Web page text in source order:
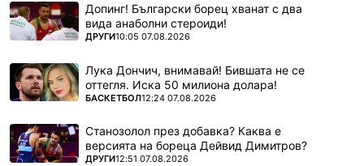
Допинг! Български борец хванат с два
вида анаболни стероиди!
ПОВЕЧЕ ОТ
ДРУГИ10:05 07.08.2026
Лука Дончич, внимавай! Бившата не се
оттегля. Иска 50 милиона долара!
ПОВЕЧЕ ОТ
БАСКЕТБОЛ12:24 07.08.2026
Станозолол през добавка? Каква е
версията на бореца Дейвид Димитров?
ПОВЕЧЕ ОТ
ДРУГИ12:51 07.08.2026